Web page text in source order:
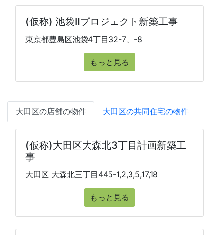
(仮称) 池袋Ⅱプロジェクト新築工事
東京都豊島区池袋4丁目32-7、-8
もっと見る
大田区の店舗の物件 大田区の共同住宅の物件
(仮称)大田区大森北3丁目計画新築工
事
大田区 大森北三丁目445-1,2,3,5,17,18
もっと見る